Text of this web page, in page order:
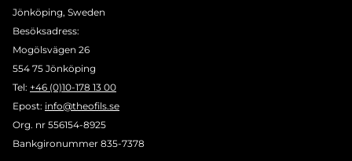
Jönköping, Sweden
Besöksadress:
Mogölsvägen 26
554 75 Jönköping
Tel: +46 (0)10-178 13 00
Epost: info@theofils.se
Org. nr 556154-8925
Bankgironummer 835-7378